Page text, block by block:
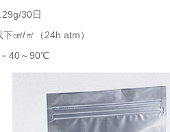
30日
㎤/㎡（24h atm）
40～90℃